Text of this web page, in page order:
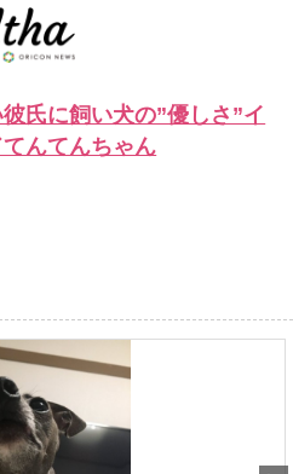
氏に飼い犬の”優しさ”イ
んてんちゃん